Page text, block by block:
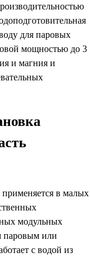
для паровых
мощностью до 3
и магния и
в малых
модульных
паровым или
с водой из